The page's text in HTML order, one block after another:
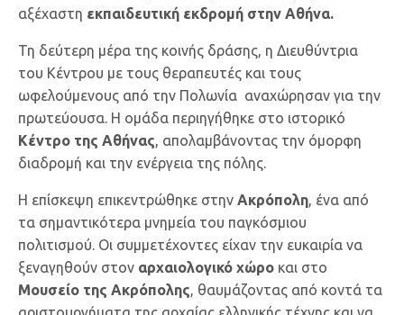
αξέχαστη εκπαιδευτική εκδρομή στην Αθήνα.
Τη δεύτερη μέρα της κοινής δράσης, η Διευθύντρια
του Κέντρου με τους θεραπευτές και τους
ωφελούμενους από την Πολωνία αναχώρησαν για την
πρωτεύουσα. Η ομάδα περιηγήθηκε στο ιστορικό
Κέντρο της Αθήνας, απολαμβάνοντας την όμορφη
διαδρομή και την ενέργεια της πόλης.
Η επίσκεψη επικεντρώθηκε στην Ακρόπολη, ένα από
τα σημαντικότερα μνημεία του παγκόσμιου
πολιτισμού. Οι συμμετέχοντες είχαν την ευκαιρία να
ξεναγηθούν στον αρχαιολογικό χώρο και στο
Μουσείο της Ακρόπολης, θαυμάζοντας από κοντά τα